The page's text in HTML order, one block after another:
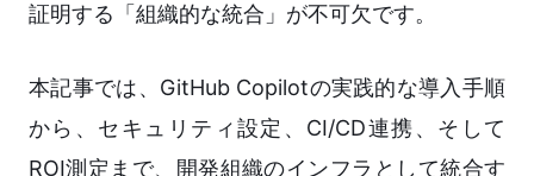
証明する「組織的な統合」が不可欠です。
本記事では、GitHub Copilotの実践的な導入手順
から、セキュリティ設定、CI/CD連携、そして
ROI測定まで、開発組織のインフラとして統合す